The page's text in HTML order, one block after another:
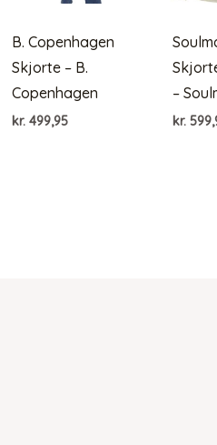
B. Copenhagen
Skjorte – B.
Copenhagen
kr. 499,95
–
kr.